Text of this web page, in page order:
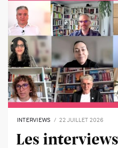
INTERVIEWS 22 JUILLET 2026
Les